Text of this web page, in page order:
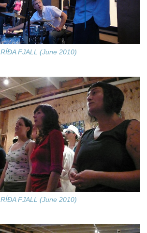
RÍÐA FJALL (June 2010)
RÍÐA FJALL (June 2010)